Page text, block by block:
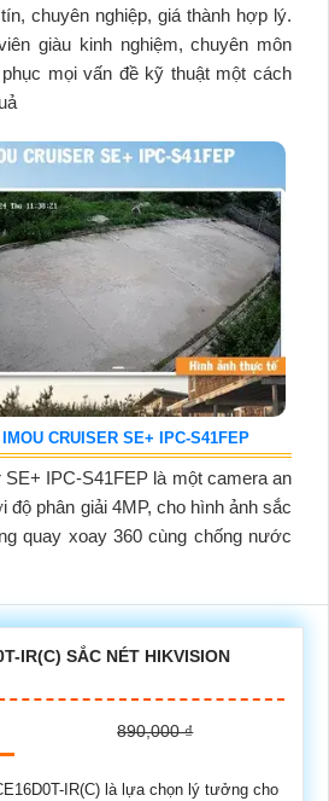
chuyên nghiệp, giá thành hợp lý.
giàu kinh nghiệm, chuyên môn
mọi vấn đề kỹ thuật một cách
CRUISER SE+ IPC-S41FEP
IPC-S41FEP là một camera an
độ phân giải 4MP, cho hình ảnh sắc
quay xoay 360 cùng chống nước
IR(C) SẮC NÉT HIKVISION
890,000 ₫
IR(C) là lựa chọn lý tưởng cho